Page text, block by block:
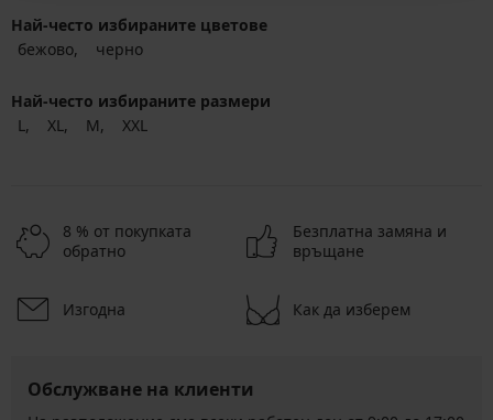
Най-често избираните цветове
бежово
черно
Най-често избираните размери
L
XL M XXL
8 % от покупката
обратно
Безплатна замяна и
връщане
Изгодна Как да изберем
Обслужване на клиенти